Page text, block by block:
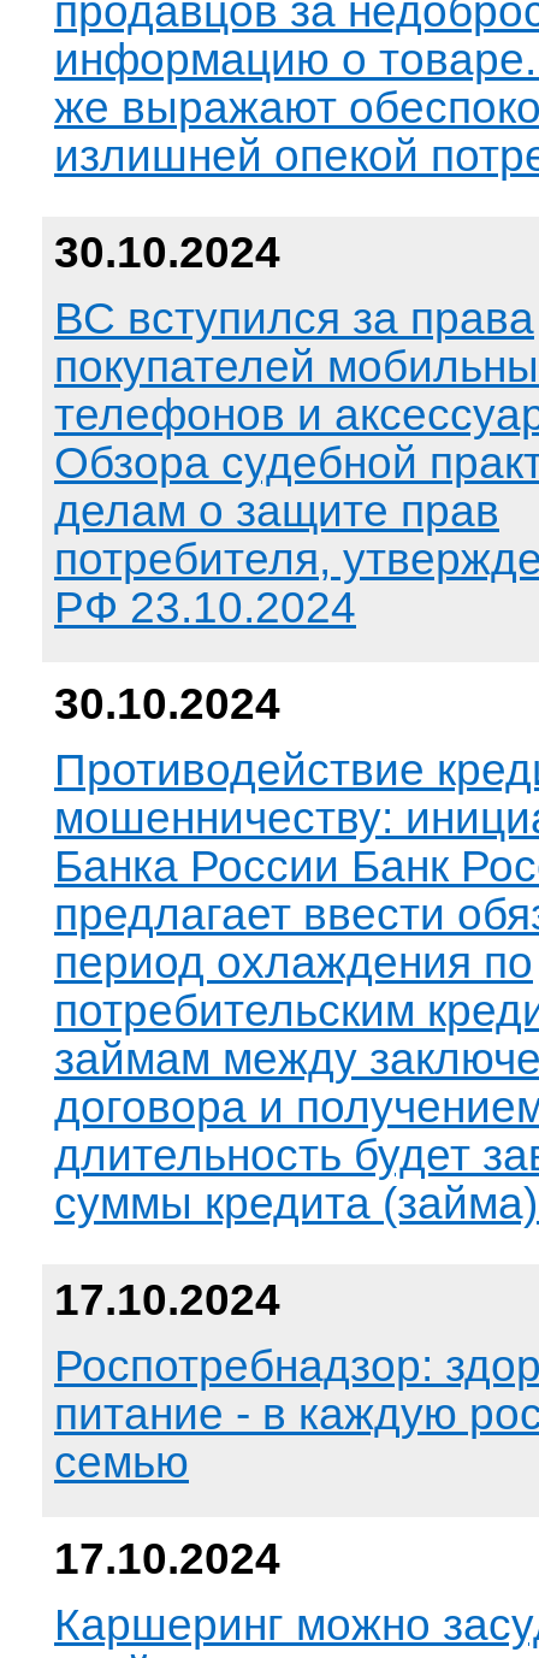
продавцов за
информацию о
же выражают
излишней опекой
30.10.2024
ВС вступился за права
покупателей
телефонов и
Обзора судебной
делам о защите прав
потребителя,
РФ 23.10.2024
30.10.2024
Противодействие
мошенничеству:
Банка России Банк
предлагает ввести
период охлаждения по
потребительским
займам между
договора и
длительность будет
суммы кредита
17.10.2024
Роспотребнадзор:
питание - в каждую
семью
17.10.2024
Каршеринг можно